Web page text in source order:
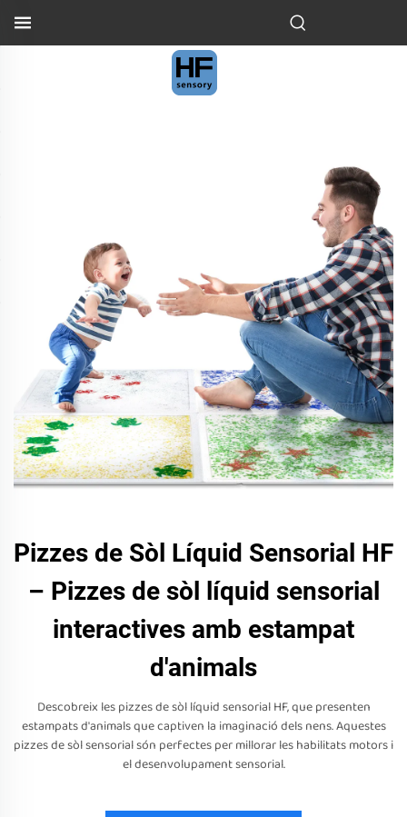
Pizzes de Sòl Líquid Sensorial HF
– Pizzes de sòl líquid sensorial
interactives amb estampat
d'animals
Descobreix les pizzes de sòl líquid sensorial HF, que presenten
estampats d'animals que captiven la imaginació dels nens. Aquestes
pizzes de sòl sensorial són perfectes per millorar les habilitats motors i
el desenvolupament sensorial.